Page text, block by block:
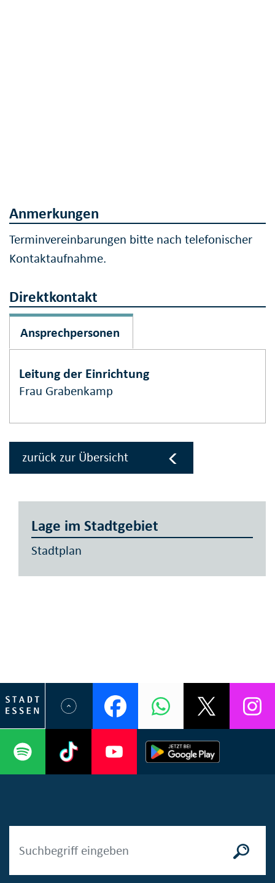
Anmerkungen
Terminvereinbarungen bitte nach telefonischer
Kontaktaufnahme.
Direktkontakt
Ansprechpersonen
Leitung der Einrichtung
Frau Grabenkamp
zurück zur Übersicht
Lage im Stadtgebiet
Stadtplan